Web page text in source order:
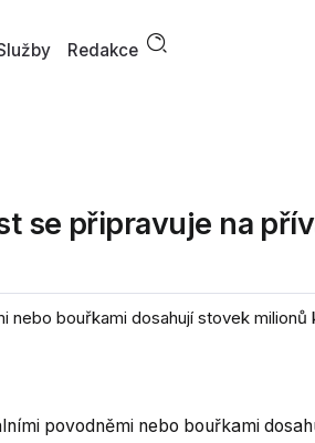
Redakce
se připravuje na
nebo bouřkami dosahují stovek
povodněmi nebo bouřkami